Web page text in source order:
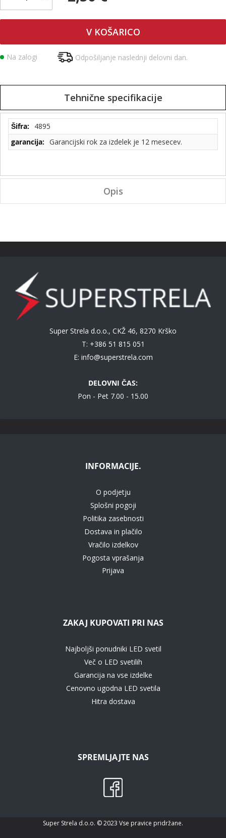
V KOŠARICO
Na zalogi Odpošiljanje naslednji delovni dan.
Tehnične specifikacije
Tehnične
specifikacije
4895
Garancijski rok za izdelek je 12 mesecev.
Opis
Super Strela d.o.o., CKŽ 46, 8270 Krško
T: +386 51 815 051
E: info@superstrela.com
DELOVNI ČAS:
Pon - Pet 7.00 - 15.00
INFORMACIJE.
O podjetju
Splošni pogoji
Politika zasebnosti
Dostava in plačilo
Vračilo izdelkov
Pogosta vprašanja
Prijava
ZAKAJ KUPOVATI PRI NAS
Najboljši ponudniki LED svetil
Več o LED svetilih
Garancija na vse izdelke
Cenovno ugodna LED svetila
Hitra dostava
SPREMLJAJTE NAS
Super Strela d.o.o. © 2023 Vse pravice pridržane.